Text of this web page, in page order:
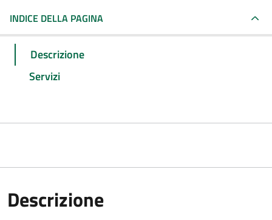
INDICE DELLA PAGINA
Descrizione
Servizi
Descrizione